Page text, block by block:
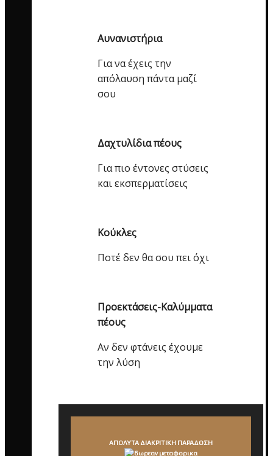
Αυνανιστήρια
Για να έχεις την
απόλαυση πάντα μαζί
σου
Δαχτυλίδια πέους
Για πιο έντονες στύσεις
και εκσπερματίσεις
Κούκλες
Ποτέ δεν θα σου πει όχι
Προεκτάσεις-Καλύμματα
πέους
Αν δεν φτάνεις έχουμε
την λύση
ΑΠΟΛΥΤΑ ΔΙΑΚΡΙΤΙΚΗ ΠΑΡΑΔΟΣΗ